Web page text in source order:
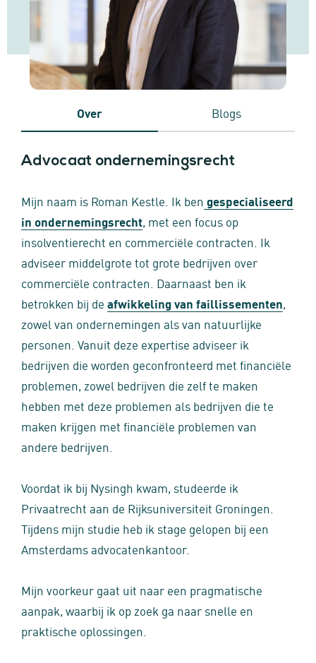
Over Blogs
Advocaat ondernemingsrecht
Mijn naam is Roman Kestle. Ik ben gespecialiseerd
in ondernemingsrecht, met een focus op
insolventierecht en commerciële contracten. Ik
adviseer middelgrote tot grote bedrijven over
commerciële contracten. Daarnaast ben ik
betrokken bij de afwikkeling van faillissementen,
zowel van ondernemingen als van natuurlijke
personen. Vanuit deze expertise adviseer ik
bedrijven die worden geconfronteerd met financiële
problemen, zowel bedrijven die zelf te maken
hebben met deze problemen als bedrijven die te
maken krijgen met financiële problemen van
andere bedrijven.
Voordat ik bij Nysingh kwam, studeerde ik
Privaatrecht aan de Rijksuniversiteit Groningen.
Tijdens mijn studie heb ik stage gelopen bij een
Amsterdams advocatenkantoor.
Mijn voorkeur gaat uit naar een pragmatische
aanpak, waarbij ik op zoek ga naar snelle en
praktische oplossingen.